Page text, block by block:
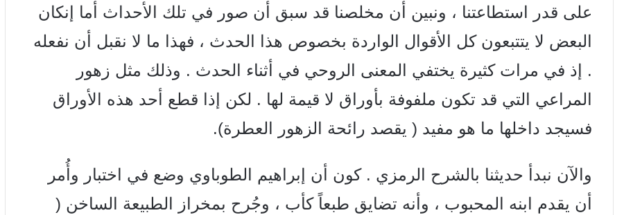
على قدر استطاعتنا ، ونبين أن مخلصنا قد سبق أن صور في تلك الأحداث أما إنكان
البعض لا يتتبعون كل الأقوال الواردة بخصوص هذا الحدث ، فهذا ما لا نقبل أن نفعله
. إذ في مرات كثيرة يختفي المعنى الروحي في أثناء الحدث . وذلك مثل زهور
المراعي التي قد تكون ملفوفة بأوراق لا قيمة لها . لكن إذا قطع أحد هذه الأوراق
فسيجد داخلها ما هو مفيد ( يقصد رائحة الزهور العطرة).
والآن نبدأ حديثنا بالشرح الرمزي . كون أن إبراهيم الطوباوي وضع في اختبار وأُمر
أن يقدم ابنه المحبوب ، وأنه تضايق طبعاً كأب ، وجُرح بمخراز الطبيعة الساخن (